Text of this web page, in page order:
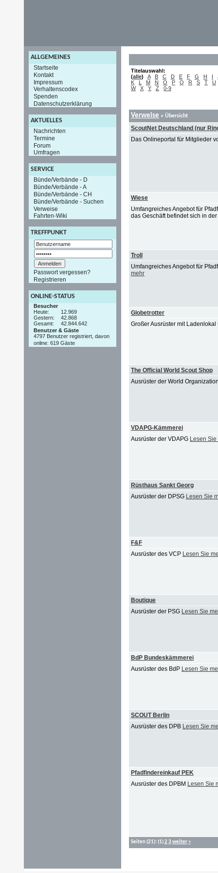
ALLGEMEINES
Startseite
Kontakt
Impressum
Verhaltenscodex
Spenden
Datenschutzerklärung
AKTUELLES
Nachrichten
Termine
Forum
Umfragen
SERVICE
Bünde/Verbände - D
Bünde/Verbände - A
Bünde/Verbände - CH
Bünde/Verbände - Suchen
Verweise
Fahrten-Wiki
TREFFPUNKT
Passwort vergessen?
Registrieren
ONLINE-STATUS
Besucher
Heute:
12.969
Gestern:
42.868
Gesamt:
42.844.642
Benutzer & Gäste
4797 Benutzer registriert, davon
online: 619 Gäste
Titelauswahl:
(alle) A B C D E F G H I
K
L M N O P Q R S T
U
W
X Y Z 0-9
Verweise » Übersicht
ScoutNet Deutschland (nur
Das Onlineportal für Mitglieder
Wiese
Umfangreiches Angebot für
das Geschäft befindet sich in
Troll
Umfangreiches Angebot für
mehr
Globetrotter
Großer Ausrüster mit
The Official World Scout Shop
Ausrüster der World
VDAPG-Kämmerei
Ausrüster der VDAPG Lesen Sie
Rüsthaus Sankt Georg
Ausrüster der DPSG Lesen Sie
F&F
Ausrüster des VCP Lesen Sie
Boutique
Ausrüster der PSG Lesen Sie
BdP Bundeskämmerei
Ausrüster des BdP Lesen Sie
SCOUT Berlin
Ausrüster des DPB Lesen Sie
Pfadfindereinkauf PEK
Ausrüster des DPBM Lesen Sie
Seiten(21): (1)2 3 weiter >